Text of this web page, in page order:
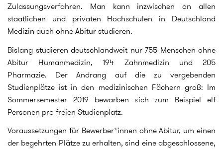
Zulassungsverfahren. Man kann inzwischen an allen
staatlichen und privaten Hochschulen in Deutschland
Medizin auch ohne Abitur studieren.
Bislang studieren deutschlandweit nur 755 Menschen ohne
Abitur Humanmedizin, 194 Zahnmedizin und 205
Pharmazie. Der Andrang auf die zu vergebenden
Studienplätze ist in den medizinischen Fächern groß: Im
Sommersemester 2019 bewarben sich zum Beispiel elf
Personen pro freien Studienplatz.
Voraussetzungen für Bewerber*innen ohne Abitur, um einen
der begehrten Plätze zu erhalten, sind eine abgeschlossene,